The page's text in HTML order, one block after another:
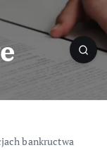
bankructwa